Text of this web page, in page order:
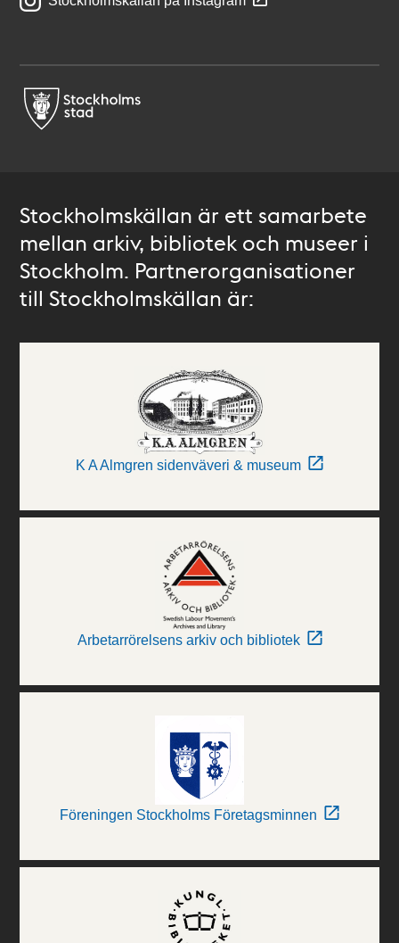
Stockholmskällan är ett samarbete
mellan arkiv, bibliotek och museer i
Stockholm. Partnerorganisationer
till Stockholmskällan är:
K A Almgren sidenväveri & museum
Arbetarrörelsens arkiv och bibliotek
Föreningen Stockholms Företagsminnen